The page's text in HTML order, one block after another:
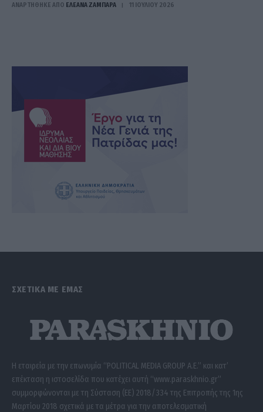
ΑΝΑΡΤΗΘΗΚΕ ΑΠΟ ΕΛΕΑΝΑ ΖΑΜΠΑΡΑ 11 ΙΟΥΛΊΟΥ 2026
ΣΧΕΤΙΚΑ ΜΕ ΕΜΑΣ
Η εταιρεία με την επωνυμία “POLITICAL MEDIA GROUP A.E.” και κατ’
επέκταση η ιστοσελίδα που κατέχει αυτή “www.paraskhnio.gr”
συμμορφώνονται με τη Σύσταση (ΕΕ) 2018/334 της Επιτροπής της 1ης
Μαρτίου 2018 σχετικά με τα μέτρα για την αποτελεσματική